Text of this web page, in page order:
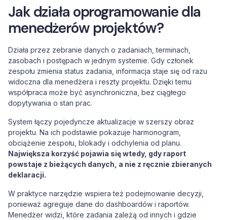
Jak działa oprogramowanie dla
menedżerów projektów?
Działa przez zebranie danych o zadaniach, terminach,
zasobach i postępach w jednym systemie. Gdy członek
zespołu zmienia status zadania, informacja staje się od razu
widoczna dla menedżera i reszty projektu. Dzięki temu
współpraca może być asynchroniczna, bez ciągłego
dopytywania o stan prac.
System łączy pojedyncze aktualizacje w szerszy obraz
projektu. Na ich podstawie pokazuje harmonogram,
obciążenie zespołu, blokady i odchylenia od planu.
Największa korzyść pojawia się wtedy, gdy raport
powstaje z bieżących danych, a nie z ręcznie zbieranych
deklaracji.
W praktyce narzędzie wspiera też podejmowanie decyzji,
ponieważ agreguje dane do dashboardów i raportów.
Menedżer widzi, które zadania zależą od innych i gdzie